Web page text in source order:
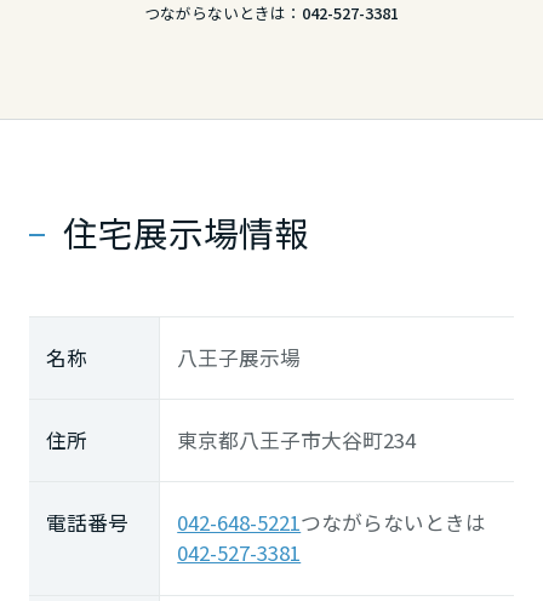
つながらないときは： 042-527-3381
住宅展示場情報
名称 八王子展示場
住所 東京都八王子市大谷町234
電話番号 042-648-5221つながらないときは
042-527-3381